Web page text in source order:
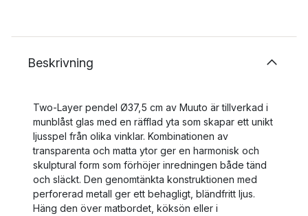
Beskrivning
Two-Layer pendel Ø37,5 cm av Muuto är tillverkad i
munblåst glas med en räfflad yta som skapar ett unikt
ljusspel från olika vinklar. Kombinationen av
transparenta och matta ytor ger en harmonisk och
skulptural form som förhöjer inredningen både tänd
och släckt. Den genomtänkta konstruktionen med
perforerad metall ger ett behagligt, bländfritt ljus.
Häng den över matbordet, köksön eller i